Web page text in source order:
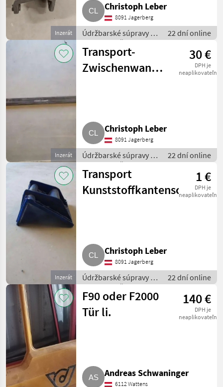
Inzerát
Christoph Leber
8091 Jagerberg
Údržbarské súpravy a
súčiastky / Časti pre
nákladné autá
22 dní online
Inzerát
Transport-
Zwischenwandverschluss
30 €
DPH je
neaplikovateľné
Christoph Leber
8091 Jagerberg
Údržbarské súpravy a
súčiastky / Časti pre
nákladné autá
22 dní online
Inzerát
Transport
Kunststoffkantenschutz
1 €
DPH je
neaplikovateľné
Christoph Leber
8091 Jagerberg
Údržbarské súpravy a
súčiastky / Časti pre
nákladné autá
22 dní online
F90 oder F2000
Tür li.
140 €
DPH je
neaplikovateľné
Andreas Schwaninger
6112 Wattens